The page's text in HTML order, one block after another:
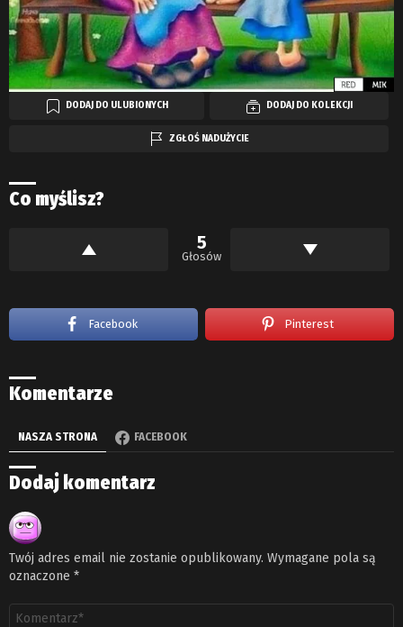
DODAJ DO ULUBIONYCH DODAJ DO KOLEKCJI
ZGŁOŚ NADUŻYCIE
Co myślisz?
5
Głosów
Facebook Pinterest
Komentarze
NASZA STRONA FACEBOOK
Dodaj komentarz
Twój adres email nie zostanie opublikowany. Wymagane pola są
oznaczone *
Komentarz